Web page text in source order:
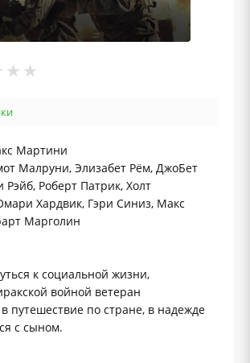
Мартини
Малруни, Элизабет Рём, ДжоБет
Роберт Патрик, Холт
Хардвик, Гэри Синиз, Макс
Марголин
к социальной жизни,
войной ветеран
путешествие по стране, в надежде
с сыном.